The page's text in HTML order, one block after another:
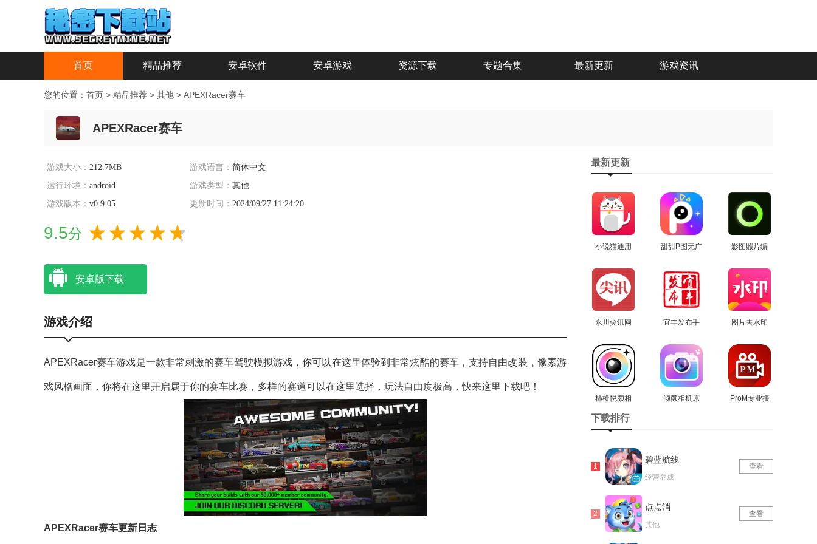
首页 精品推荐 安卓软件 安卓游戏 资源下载 专题合集 最新更新 游戏资讯
您的位置： 首页 > 精品推荐 > 其他 > APEXRacer赛车
APEXRacer赛车
游戏大小： 212.7MB 游戏语言： 简体中文
运行环境： android 游戏类型： 其他
游戏版本： v0.9.05 更新时间： 2024/09/27 11:24:20
9.5分
安卓版下载
游戏介绍
APEXRacer赛车游戏是一款非常刺激的赛车驾驶模拟游戏，你可以在这里体验到非常炫酷的赛车，支持自由改装，像素游
戏风格画面，你将在这里开启属于你的赛车比赛，多样的赛道可以在这里选择，玩法自由度极高，快来这里下载吧！
APEXRacer赛车更新日志
最新更新
小说猫通用
甜甜P图无广
影图照片编
永川尖讯网
宜丰发布手
图片去水印
版
柿橙悦颜相
机无广告版
查看
倾颜相机原
ProM专业摄
下载排行
碧蓝航线
经营养成
查看
点点消
其他
查看